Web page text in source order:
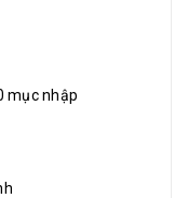
mục nhập